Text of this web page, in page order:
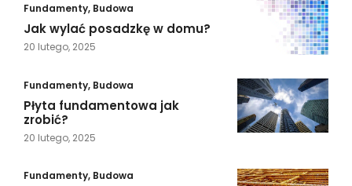
Fundamenty, Budowa
Jak wylać posadzkę w domu?
20 lutego, 2025
Fundamenty, Budowa
Płyta fundamentowa jak
zrobić?
20 lutego, 2025
Fundamenty, Budowa